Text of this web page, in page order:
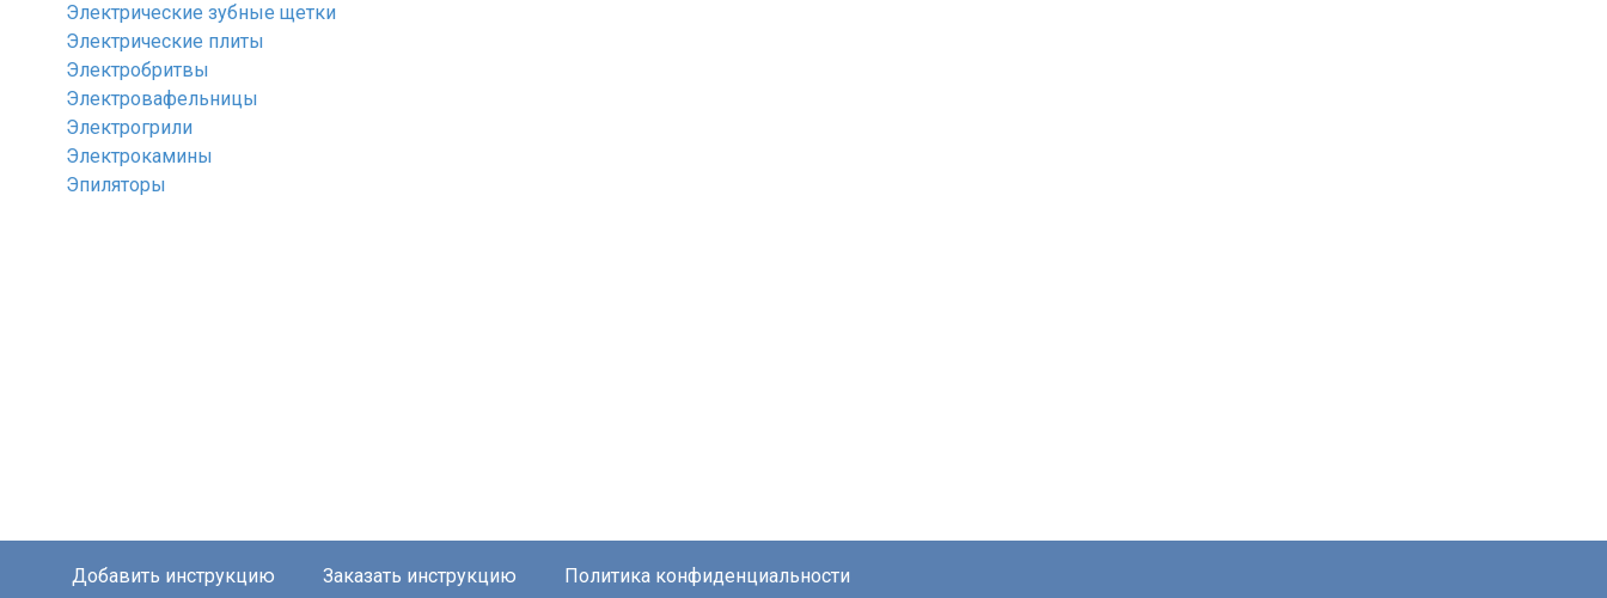
Электрические зубные щетки
Электрические плиты
Электробритвы
Электровафельницы
Электрогрили
Электрокамины
Эпиляторы
Добавить инструкцию Заказать инструкцию Политика конфиденциальности